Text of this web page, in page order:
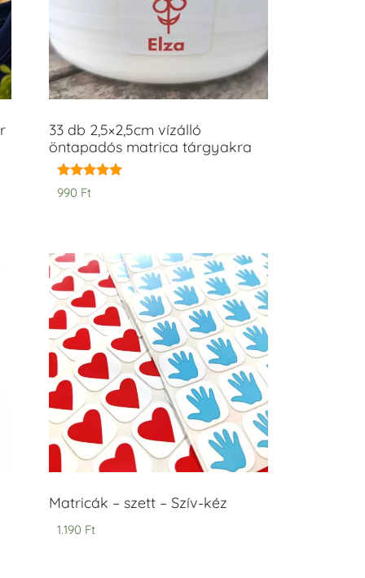
33 db 2,5×2,5cm vízálló
öntapadós matrica tárgyakra
Értékelés:
5.00
990 Ft
Matricák – szett – Szív-kéz
1.190 Ft